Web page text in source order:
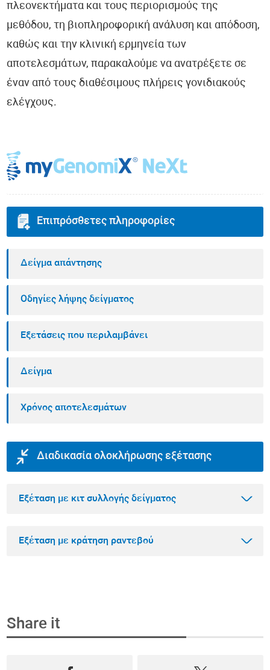
πλεονεκτήματα και τους περιορισμούς της
μεθόδου, τη βιοπληροφορική ανάλυση και απόδοση,
καθώς και την κλινική ερμηνεία των
αποτελεσμάτων, παρακαλούμε να ανατρέξετε σε
έναν από τους διαθέσιμους πλήρεις γονιδιακούς
ελέγχους.
Επιπρόσθετες πληροφορίες
Δείγμα απάντησης
Οδηγίες λήψης δείγματος
Εξετάσεις που περιλαμβάνει
Δείγμα
Χρόνος αποτελεσμάτων
Διαδικασία ολοκλήρωσης εξέτασης
Εξέταση με κιτ συλλογής δείγματος
Επιλέξτε την εξέταση που θέλετε να κάνετε
Εξέταση με κράτηση ραντεβού
Βήμα 1
Share it